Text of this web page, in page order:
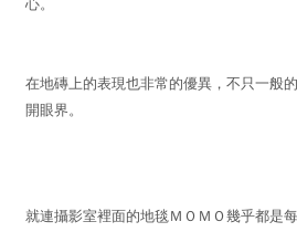
心。
在地磚上的表現也非常的優異，不只一般
開眼界。
就連攝影室裡面的地毯ＭＯＭＯ幾乎都是